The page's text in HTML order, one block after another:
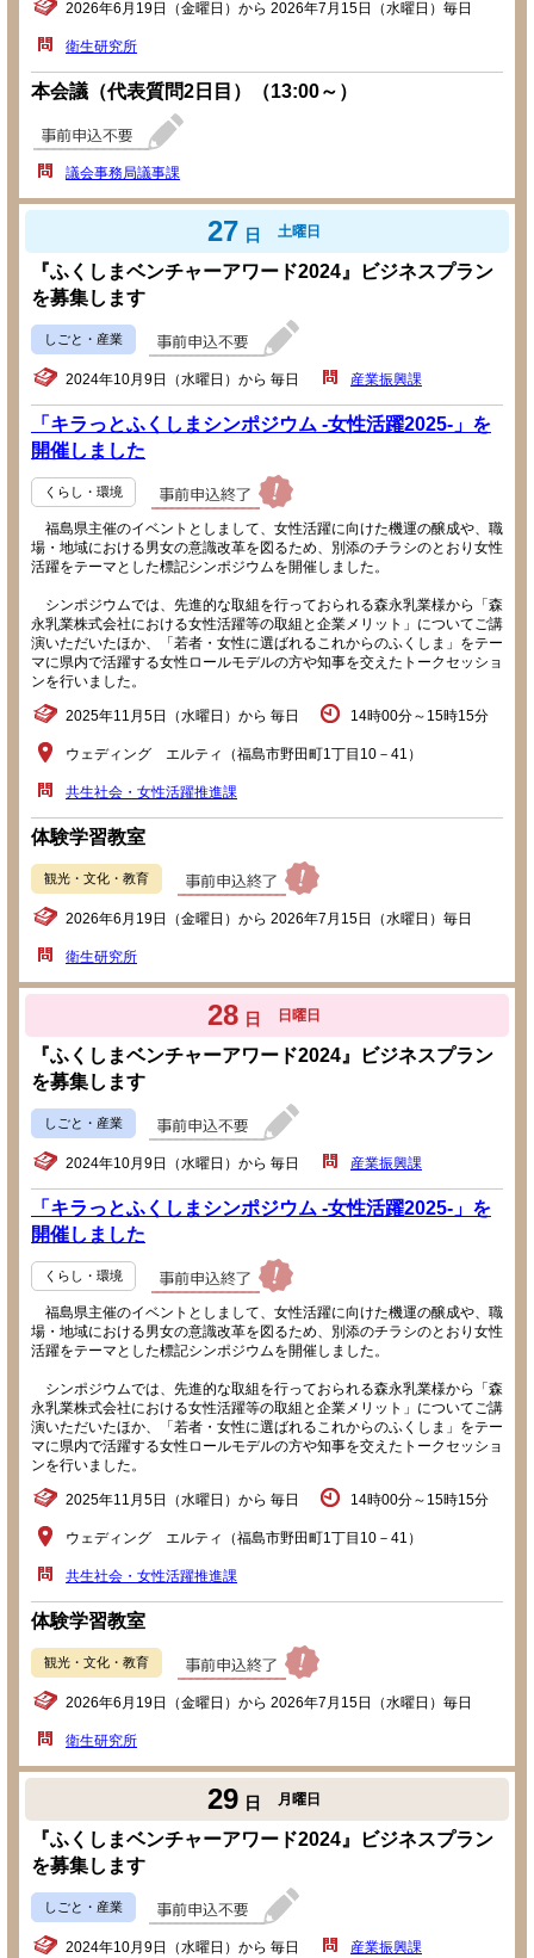
2026年6月19日（金曜日）から 2026年7月15日（水曜日）毎日
衛生研究所
本会議（代表質問2日目）（13:00～）
議会事務局議事課
27 日 土曜日
『ふくしまベンチャーアワード2024』ビジネスプラン
を募集します
しごと・産業
2024年10月9日（水曜日）から 毎日 産業振興課
「キラっとふくしまシンポジウム -女性活躍2025-」を
開催しました
くらし・環境
福島県主催のイベントとしまして、女性活躍に向けた機運の醸成や、職
場・地域における男女の意識改革を図るため、別添のチラシのとおり女性
活躍をテーマとした標記シンポジウムを開催しました。
シンポジウムでは、先進的な取組を行っておられる森永乳業様から「森
永乳業株式会社における女性活躍等の取組と企業メリット」についてご講
演いただいたほか、「若者・女性に選ばれるこれからのふくしま」をテー
マに県内で活躍する女性ロールモデルの方や知事を交えたトークセッショ
ンを行いました。
2025年11月5日（水曜日）から 毎日 14時00分～15時15分
ウェディング エルティ（福島市野田町1丁目10－41）
共生社会・女性活躍推進課
体験学習教室
観光・文化・教育
2026年6月19日（金曜日）から 2026年7月15日（水曜日）毎日
衛生研究所
28 日 日曜日
『ふくしまベンチャーアワード2024』ビジネスプラン
を募集します
しごと・産業
2024年10月9日（水曜日）から 毎日 産業振興課
「キラっとふくしまシンポジウム -女性活躍2025-」を
開催しました
くらし・環境
福島県主催のイベントとしまして、女性活躍に向けた機運の醸成や、職
場・地域における男女の意識改革を図るため、別添のチラシのとおり女性
活躍をテーマとした標記シンポジウムを開催しました。
シンポジウムでは、先進的な取組を行っておられる森永乳業様から「森
永乳業株式会社における女性活躍等の取組と企業メリット」についてご講
演いただいたほか、「若者・女性に選ばれるこれからのふくしま」をテー
マに県内で活躍する女性ロールモデルの方や知事を交えたトークセッショ
ンを行いました。
2025年11月5日（水曜日）から 毎日 14時00分～15時15分
ウェディング エルティ（福島市野田町1丁目10－41）
共生社会・女性活躍推進課
体験学習教室
観光・文化・教育
2026年6月19日（金曜日）から 2026年7月15日（水曜日）毎日
衛生研究所
29 日 月曜日
『ふくしまベンチャーアワード2024』ビジネスプラン
を募集します
しごと・産業
2024年10月9日（水曜日）から 毎日 産業振興課